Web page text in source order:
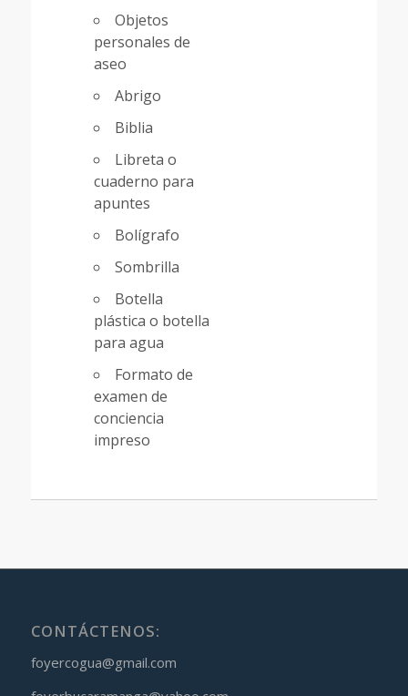
Objetos
personales de
aseo
Abrigo
Biblia
Libreta o
cuaderno para
apuntes
Bolígrafo
Sombrilla
Botella
plástica o botella
para agua
Formato de
examen de
conciencia
impreso
CONTÁCTENOS:
foyercogua@gmail.com